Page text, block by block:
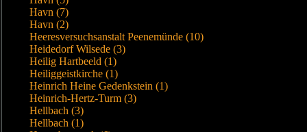
Havn (7)
Havn (2)
Heeresversuchsanstalt Peenemünde (10)
Heidedorf Wilsede (3)
Heilig Hartbeeld (1)
Heiliggeistkirche (1)
Heinrich Heine Gedenkstein (1)
Heinrich-Hertz-Turm (3)
Hellbach (3)
Hellbach (1)